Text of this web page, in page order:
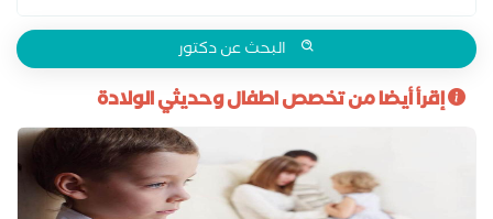
البحث عن دكتور
إقرأ أيضا من تخصص اطفال وحديثي الولادة